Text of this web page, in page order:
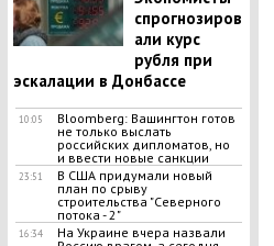
спрогнозиров
али курс
рубля при
эскалации в Донбассе
10:05
​Bloomberg: Вашингтон готов
не только выслать
российских дипломатов, но
и ввести новые санкции
23:51
В США придумали новый
план по срыву
строительства "Северного
потока - 2"
16:34
На Украине вчера назвали